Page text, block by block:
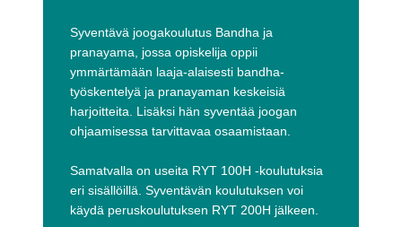
Syventävä joogakoulutus Bandha ja
pranayama, jossa opiskelija oppii
ymmärtämään laaja-alaisesti bandha-
työskentelyä ja pranayaman keskeisiä
harjoitteita. Lisäksi hän syventää joogan
ohjaamisessa tarvittavaa osaamistaan.
Samatvalla on useita RYT 100H -koulutuksia
eri sisällöillä. Syventävän koulutuksen voi
käydä peruskoulutuksen RYT 200H jälkeen.